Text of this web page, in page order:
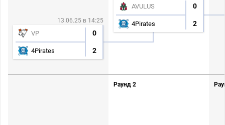
13.06.25 в 14:25
VP 0
4Pirates 2
AVULUS 0
4Pirates 2
Раунд 2